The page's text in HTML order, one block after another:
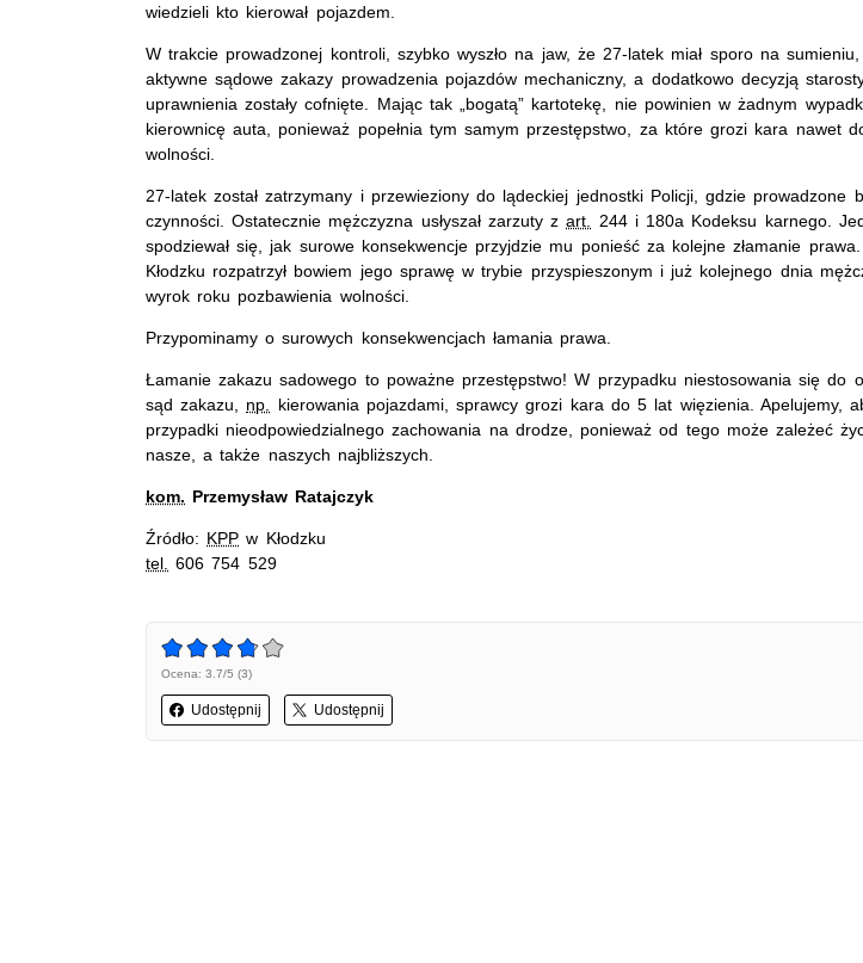
wiedzieli kto kierował pojazdem.
W trakcie prowadzonej kontroli, szybko wyszło na jaw, że 27-latek miał sporo na
aktywne sądowe zakazy prowadzenia pojazdów mechaniczny, a dodatkowo decyzją
uprawnienia zostały cofnięte. Mając tak „bogatą” kartotekę, nie powinien w żadnym
kierownicę auta, ponieważ popełnia tym samym przestępstwo, za które grozi kara nawet
wolności.
27-latek został zatrzymany i przewieziony do lądeckiej jednostki Policji, gdzie prowadzone
czynności. Ostatecznie mężczyzna usłyszał zarzuty zart.
244 i 180a Kodeksu karnego.
spodziewał się, jak surowe konsekwencje przyjdzie mu ponieść za kolejne złamanie
Kłodzku rozpatrzył bowiem jego sprawę w trybie przyspieszonym i już kolejnego dnia
wyrok roku pozbawienia wolności.
Przypominamy o surowych konsekwencjach łamania prawa.
Łamanie zakazu sadowego to poważne przestępstwo! W przypadku niestosowania się do
sąd zakazu, np.
kierowania pojazdami, sprawcy grozi kara do 5 lat więzienia. Apelujemy,
przypadki nieodpowiedzialnego zachowania na drodze, ponieważ od tego może zależeć
nasze, a także naszych najbliższych.
kom. Przemysław Ratajczyk
Źródło: KPP w Kłodzku
tel.
606 754 529
Ocena: 3.7/5 (3)
Udostępnij Udostępnij